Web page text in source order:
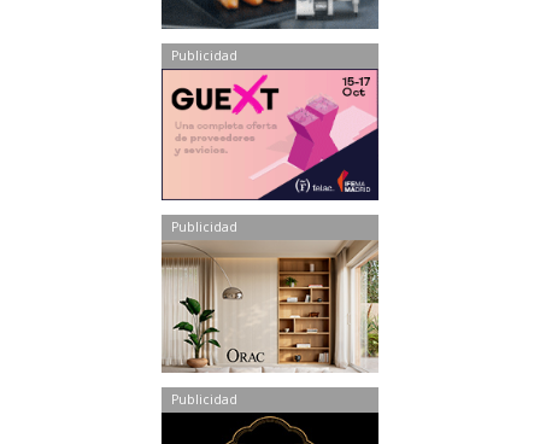
Publicidad
Publicidad
Publicidad